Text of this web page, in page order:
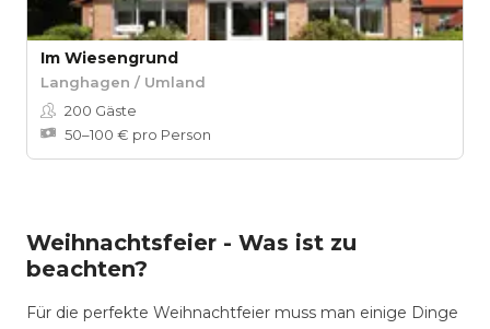
Im Wiesengrund
Langhagen / Umland
200 Gäste
50–100 € pro Person
Weihnachtsfeier - Was ist zu
beachten?
Für die perfekte Weihnachtfeier muss man einige Dinge